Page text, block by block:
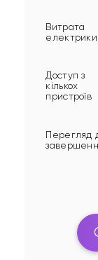
Витрата
електрики
Доступ з
кількох
пристроїв
Перегляд